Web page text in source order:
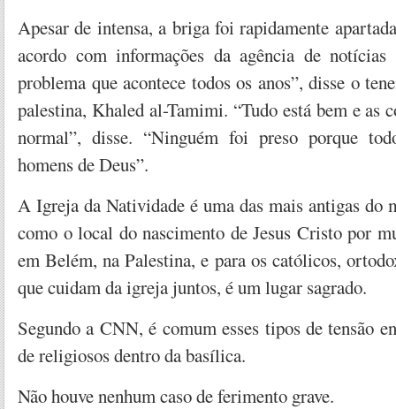
Apesar de intensa, a briga foi rapidamente
acordo com informações da agência de notícias
problema que acontece todos os anos”, disse o
palestina, Khaled al-Tamimi. “Tudo está bem e as
normal”, disse. “Ninguém foi preso porque
homens de Deus”.
A Igreja da Natividade é uma das mais antigas do
como o local do nascimento de Jesus Cristo por
em Belém, na Palestina, e para os católicos,
que cuidam da igreja juntos, é um lugar sagrado.
Segundo a CNN, é comum esses tipos de tensão
de religiosos dentro da basílica.
Não houve nenhum caso de ferimento grave.